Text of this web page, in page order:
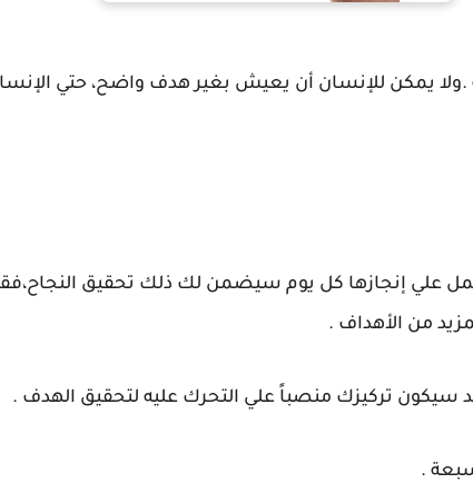
يمكن للإنسان أن يعيش بغير هدف واضح، حتي
علي إنجازها كل يوم سيضمن لك ذلك تحقيق
من الأهداف .
تركيزك منصباً علي التحرك عليه لتحقيق الهدف .
.